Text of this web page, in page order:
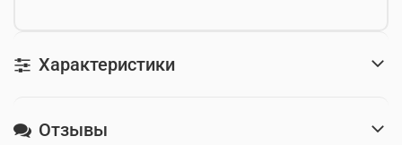
Характеристики
Отзывы